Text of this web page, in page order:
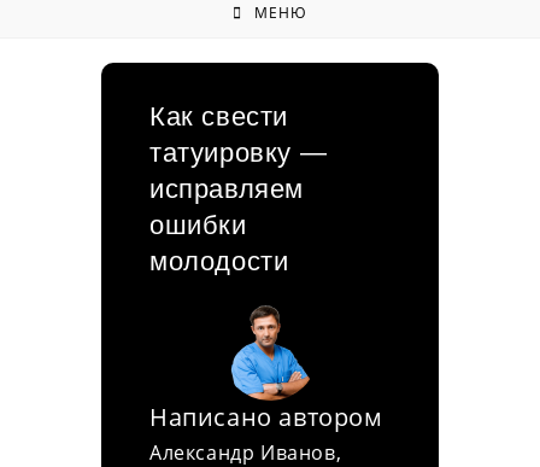
МЕНЮ
Как свести
татуировку —
исправляем
ошибки
молодости
Написано автором
Александр Иванов,